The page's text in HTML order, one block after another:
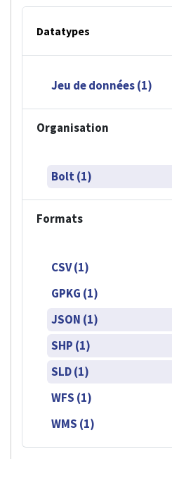
Datatypes
Jeu de données (1)
Organisation
Bolt (1)
Formats
CSV (1)
GPKG (1)
JSON (1)
SHP (1)
SLD (1)
WFS (1)
WMS (1)